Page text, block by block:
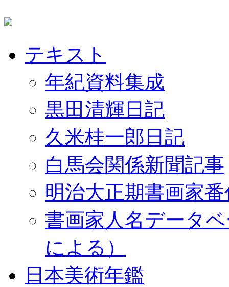
テキスト
年紀資料集成
黒田清輝日記
久米桂一郎日記
白馬会関係新聞記事
明治大正期書画家
書画家人名データ
による）
日本美術年鑑